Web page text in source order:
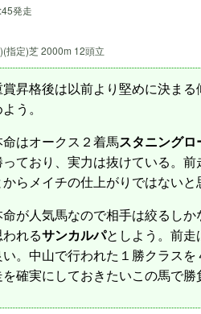
発走
指定)芝 2000m 12頭立
昇格後は以前より堅めに決ま
う。
はオークス２着馬スタニングロ
っており、実力は抜けている。
からメイチの仕上がりではない
が人気馬なので相手は絞るしか
われるサンカルパとしよう。前
い。中山で行われた１勝クラス
確実にしておきたいこの馬で勝